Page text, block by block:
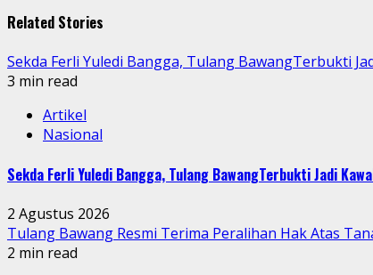
Related Stories
Sekda Ferli Yuledi Bangga, Tulang BawangTerbukti
3 min read
Artikel
Nasional
Sekda Ferli Yuledi Bangga, Tulang BawangTerbukti Jadi
2 Agustus 2026
Tulang Bawang Resmi Terima Peralihan Hak Atas
2 min read